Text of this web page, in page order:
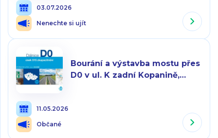
03.07.2026
Nenechte si ujít
Bourání a výstavba mostu přes
D0 v ul. K zadní Kopanině,
11.05.2026
Občané